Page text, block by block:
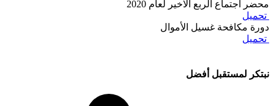
محضر اجتماع الربع الاخير لعام 2020
تحميل
دورة مكافحة غسيل الأموال
تحميل
نبتكر لمستقبل أفضل